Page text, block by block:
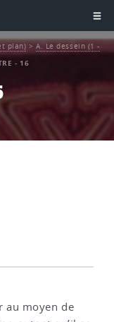
plan) >A. Le dessein (1 -
- 16
au moyen de